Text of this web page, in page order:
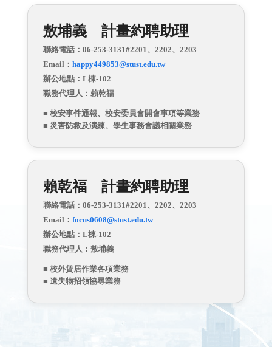
敖埔義 計畫約聘助理
聯絡電話：06-253-3131#2201、2202、2203
Email： happy449853@stust.edu.tw
辦公地點：L棟-102
職務代理人：賴乾福
■ 校安事件通報、校安委員會開會事項等業務
■ 災害防救及演練、學生事務會議相關業務
賴乾福 計畫約聘助理
聯絡電話：06-253-3131#2201、2202、2203
Email： focus0608@stust.edu.tw
辦公地點：L棟-102
職務代理人：敖埔義
■ 校外賃居作業各項業務
■ 遺失物招領協尋業務